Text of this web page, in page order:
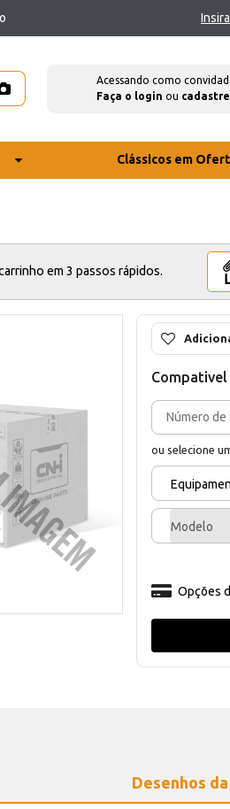
Acessando como
Faça o login ou
Clássicos em
em 3 passos rápidos.
Compativel
ou selecione
Modelo
Opções
Desenhos